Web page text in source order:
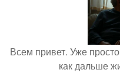
Всем привет. Уже
как дальше